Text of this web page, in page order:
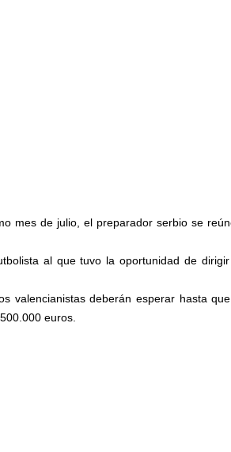
mes de julio, el preparador serbio se
al que tuvo la oportunidad de
valencianistas deberán esperar hasta
euros.